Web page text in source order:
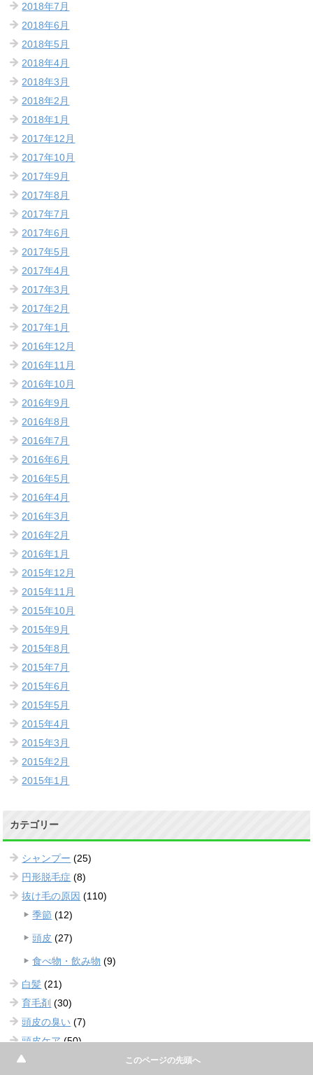
2018年7月
2018年6月
2018年5月
2018年4月
2018年3月
2018年2月
2018年1月
2017年12月
2017年10月
2017年9月
2017年8月
2017年7月
2017年6月
2017年5月
2017年4月
2017年3月
2017年2月
2017年1月
2016年12月
2016年11月
2016年10月
2016年9月
2016年8月
2016年7月
2016年6月
2016年5月
2016年4月
2016年3月
2016年2月
2016年1月
2015年12月
2015年11月
2015年10月
2015年9月
2015年8月
2015年7月
2015年6月
2015年5月
2015年4月
2015年3月
2015年2月
2015年1月
カテゴリー
シャンプー (25)
円形脱毛症 (8)
抜け毛の原因 (110)
季節 (12)
頭皮 (27)
食べ物・飲み物 (9)
白髪 (21)
育毛剤 (30)
頭皮の臭い (7)
頭皮ケア(50)
このページの先頭へ